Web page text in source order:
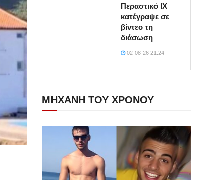
Περαστικό ΙΧ
κατέγραψε σε
βίντεο τη
διάσωση
02-08-26 21:24
ΜΗΧΑΝΗ ΤΟΥ ΧΡΟΝΟΥ